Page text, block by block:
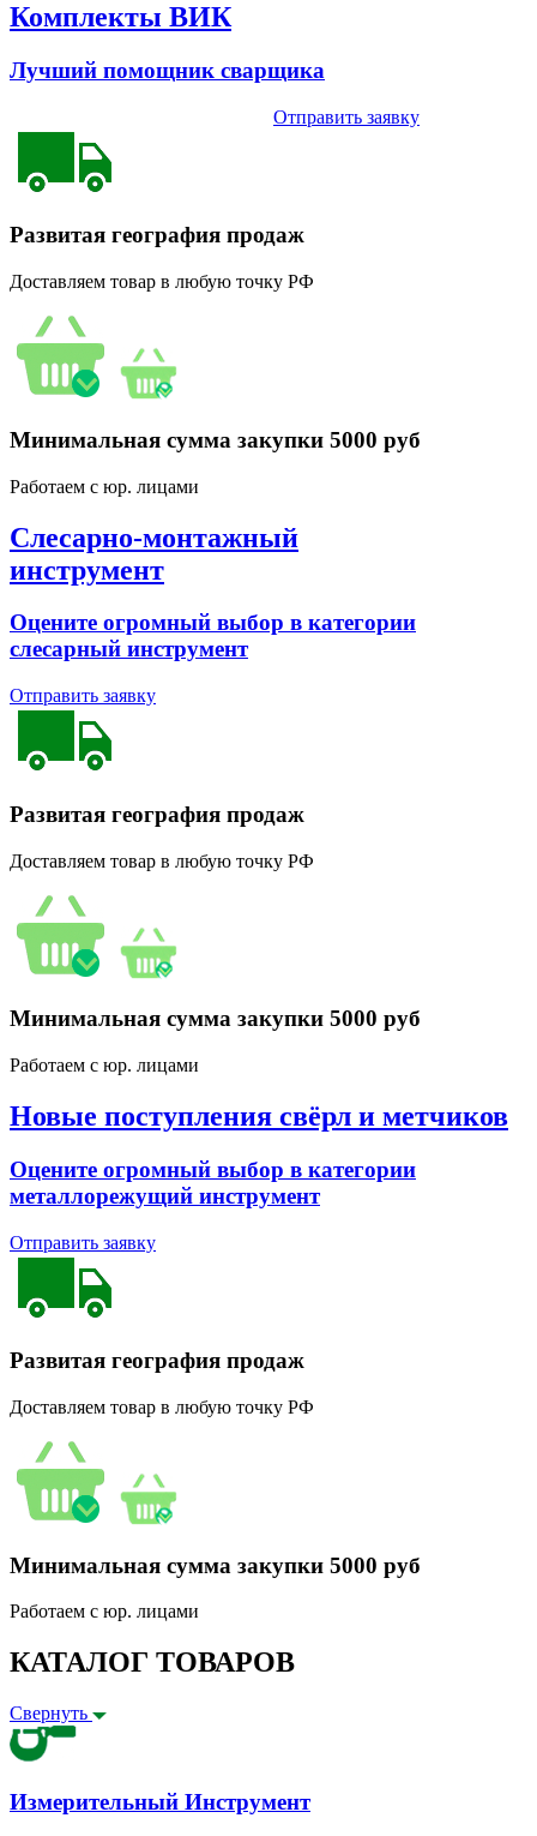
Комплекты ВИК
Лучший помощник сварщика
Отправить заявку
Развитая география продаж
Доставляем товар в любую точку РФ
Минимальная сумма закупки 5000 руб
Работаем с юр. лицами
Слесарно-монтажный
инструмент
Оцените огромный выбор в категории
слесарный инструмент
Отправить заявку
Развитая география продаж
Доставляем товар в любую точку РФ
Минимальная сумма закупки 5000 руб
Работаем с юр. лицами
Новые поступления свёрл и метчиков
Оцените огромный выбор в категории
металлорежущий инструмент
Отправить заявку
Развитая география продаж
Доставляем товар в любую точку РФ
Минимальная сумма закупки 5000 руб
Работаем с юр. лицами
КАТАЛОГ ТОВАРОВ
Свернуть
Измерительный Инструмент